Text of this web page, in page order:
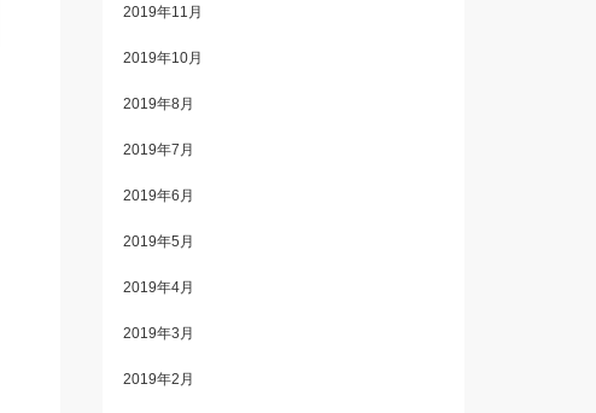
2019年11月
2019年10月
2019年8月
2019年7月
2019年6月
2019年5月
2019年4月
2019年3月
2019年2月